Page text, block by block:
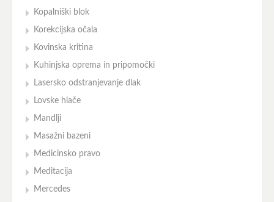
Kopalniški blok
Korekcijska očala
Kovinska kritina
Kuhinjska oprema in pripomočki
Lasersko odstranjevanje dlak
Lovske hlače
Mandlji
Masažni bazeni
Medicinsko pravo
Meditacija
Mercedes